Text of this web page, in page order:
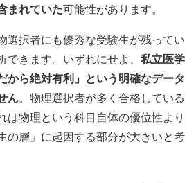
まれていた可能性があります。
選択者にも優秀な受験生が残ってい
きます。いずれにせよ、 私立医学
から絶対有利」という明確なデータ
ん。物理選択者が多く合格している
は物理という科目自体の優位性より
の層」に起因する部分が大きいと考